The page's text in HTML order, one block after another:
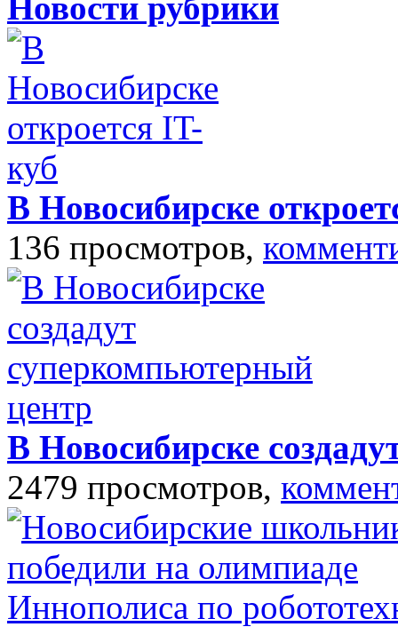
Новости рубрики
В Новосибирске
136 просмотров,
В Новосибирске
2479 просмотров,